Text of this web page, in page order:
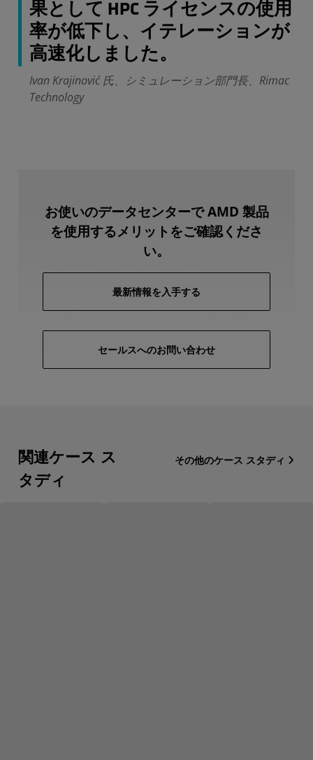
果として HPC ライセンスの使用
率が低下し、イテレーションが
高速化しました。
Ivan Krajinović 氏、シミュレーション部門長、Rimac
Technology
お使いのデータセンターで AMD 製品
を使用するメリットをご確認くださ
い。
最新情報を入手する
セールスへのお問い合わせ
関連ケース ス
タディ
その他のケース スタディ